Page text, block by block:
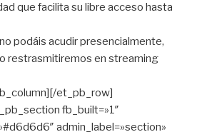
que facilita su libre acceso hasta
podáis acudir presencialmente,
restrasmitiremos en streaming
et_pb_row]
fb_built=»1″
admin_label=»section»